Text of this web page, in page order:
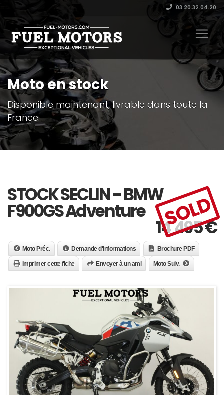
03.20.32.04.20
Moto en stock
Disponible maintenant, livrable dans toute la
France.
STOCK SECLIN - BMW
F900GS Adventure
14 495€
SOLD
Moto Préc. Demande d'informations Brochure PDF
Imprimer cette fiche Envoyer à un ami Moto Suiv.